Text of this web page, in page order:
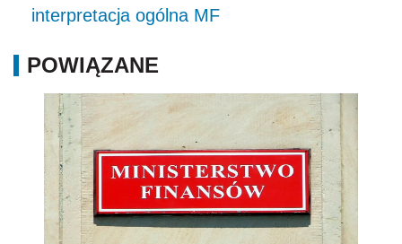
interpretacja ogólna MF
POWIĄZANE